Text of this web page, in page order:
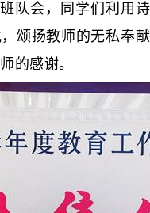
队会，同学们利用诗
颂扬教师的无私奉献
的感谢。